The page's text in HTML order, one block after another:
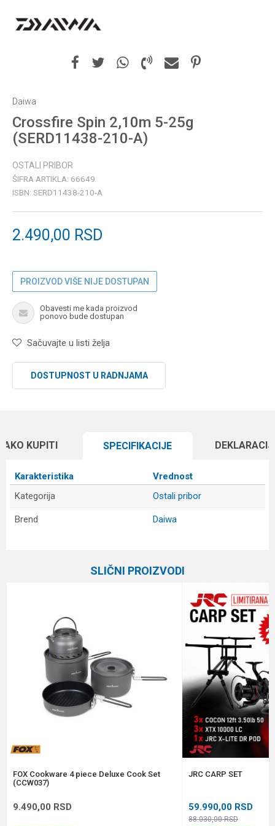
Daiwa
Crossfire Spin 2,10m 5-25g
(SERD11438-210-A)
OSTALI PRIBOR
ŠIFRA ARTIKLA: 66649
ISBN: SERD11438-210-A
2.490,00 RSD
PROIZVOD VIŠE NIJE DOSTUPAN
Obavesti me kada proizvod
ponovo bude dostupan
Sačuvajte u listi želja
DOSTUPNOST U RADNJAMA
KUPITI SPECIFIKACIJЕ
Karakteristika
Vrednost
Kategorija
Ostali pribor
Brend Daiwa
POŠALJI
SLIČNI PROIZVODI
FOX Cookware 4 piece Deluxe Cook Set
(CCW037)
9.490,00 RSD
JRC CARP SET
59.990,00 RSD
88.030,00RSD